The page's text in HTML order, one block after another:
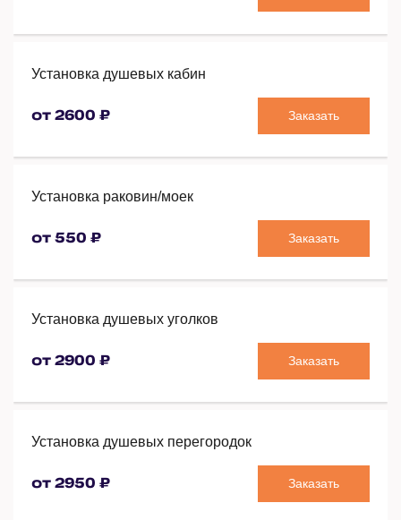
Установка душевых кабин
от 2600 ₽ Заказать
Установка раковин/моек
от 550 ₽ Заказать
Установка душевых уголков
от 2900 ₽ Заказать
Установка душевых перегородок
от 2950 ₽ Заказать